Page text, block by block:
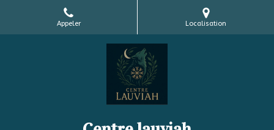
Appeler Localisation